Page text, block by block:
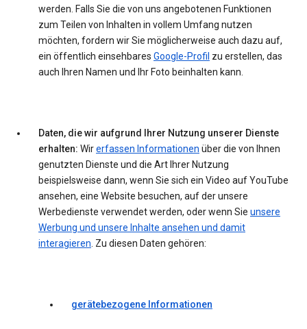
werden. Falls Sie die von uns angebotenen Funktionen
zum Teilen von Inhalten in vollem Umfang nutzen
möchten, fordern wir Sie möglicherweise auch dazu auf,
ein öffentlich einsehbares Google-Profil zu erstellen, das
auch Ihren Namen und Ihr Foto beinhalten kann.
Daten, die wir aufgrund Ihrer Nutzung unserer Dienste
erhalten: Wirerfassen Informationen über die von Ihnen
genutzten Dienste und die Art Ihrer Nutzung
beispielsweise dann, wenn Sie sich ein Video auf YouTube
ansehen, eine Website besuchen, auf der unsere
Werbedienste verwendet werden, oder wenn Sie unsere
Werbung und unsere Inhalte ansehen und damit
interagieren. Zu diesen Daten gehören:
gerätebezogene Informationen